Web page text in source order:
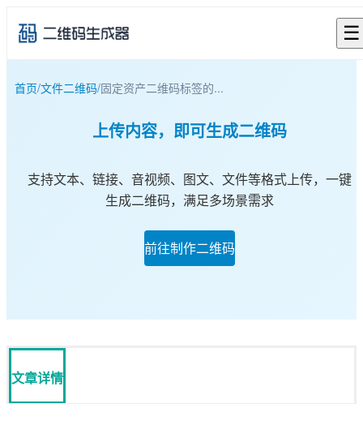
☰
首页/文件二维码/固定资产二维码标签的...
上传内容，即可生成二维码
支持文本、链接、音视频、图文、文件等格式上传，一键
生成二维码，满足多场景需求
前往制作二维码
文章详情